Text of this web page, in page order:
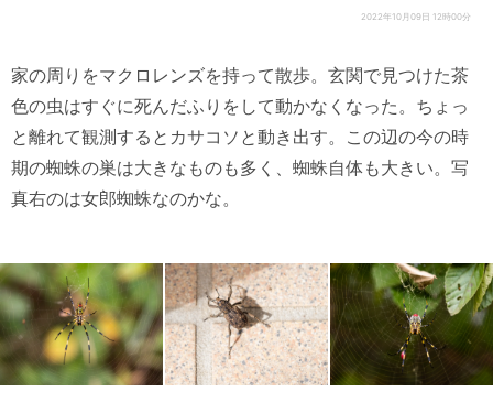
2022年10月09日 12時00分
家の周りをマクロレンズを持って散歩。玄関で見つけた茶
色の虫はすぐに死んだふりをして動かなくなった。ちょっ
と離れて観測するとカサコソと動き出す。この辺の今の時
期の蜘蛛の巣は大きなものも多く、蜘蛛自体も大きい。写
真右のは女郎蜘蛛なのかな。